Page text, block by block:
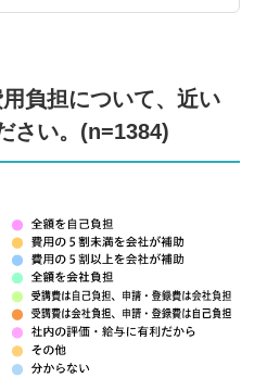
負担について、近い
さい。(n=1384)